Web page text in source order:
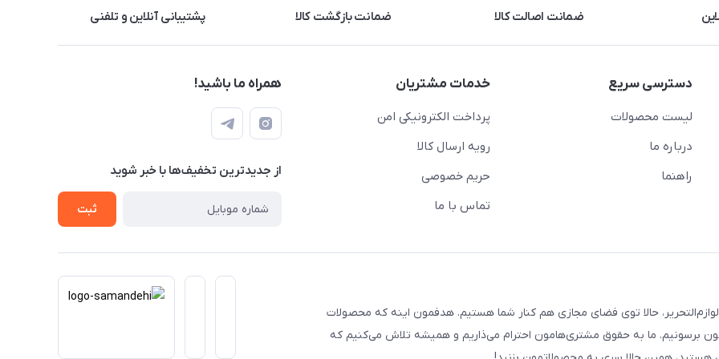
ضمانت اصالت کالا ضمانت بازگشت کالا پشتیبانی آنلاین و تلفنی
دسترسی سریع
لیست محصولات
درباره ما
راهنما
خدمات مشتریان
پرداخت الکترونیکی امن
رویه ارسال کالا
حریم خصوصی
تماس با ما
همراه ما باشید!
از جدید‌ترین تخفیف‌ها با‌ خبر شوید
ثبت
حالا توی فضای مجازی هم کنار شما هستیم. هدفمون اینه که محصولات
برسونیم. ما به حقوق مشتری‌هامون احترام می‌ذاریم و همیشه تلاش می‌کنیم که